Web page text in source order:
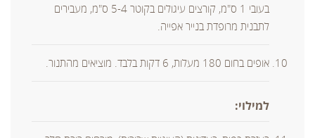
בעובי 1 ס"מ, קורצים עיגולים בקוטר 5-4 ס"מ, מעבירים
לתבנית מרופדת בנייר אפייה.
אופים בחום 180 מעלות, 6 דקות בלבד. מוציאים מהתנור.
למילוי: